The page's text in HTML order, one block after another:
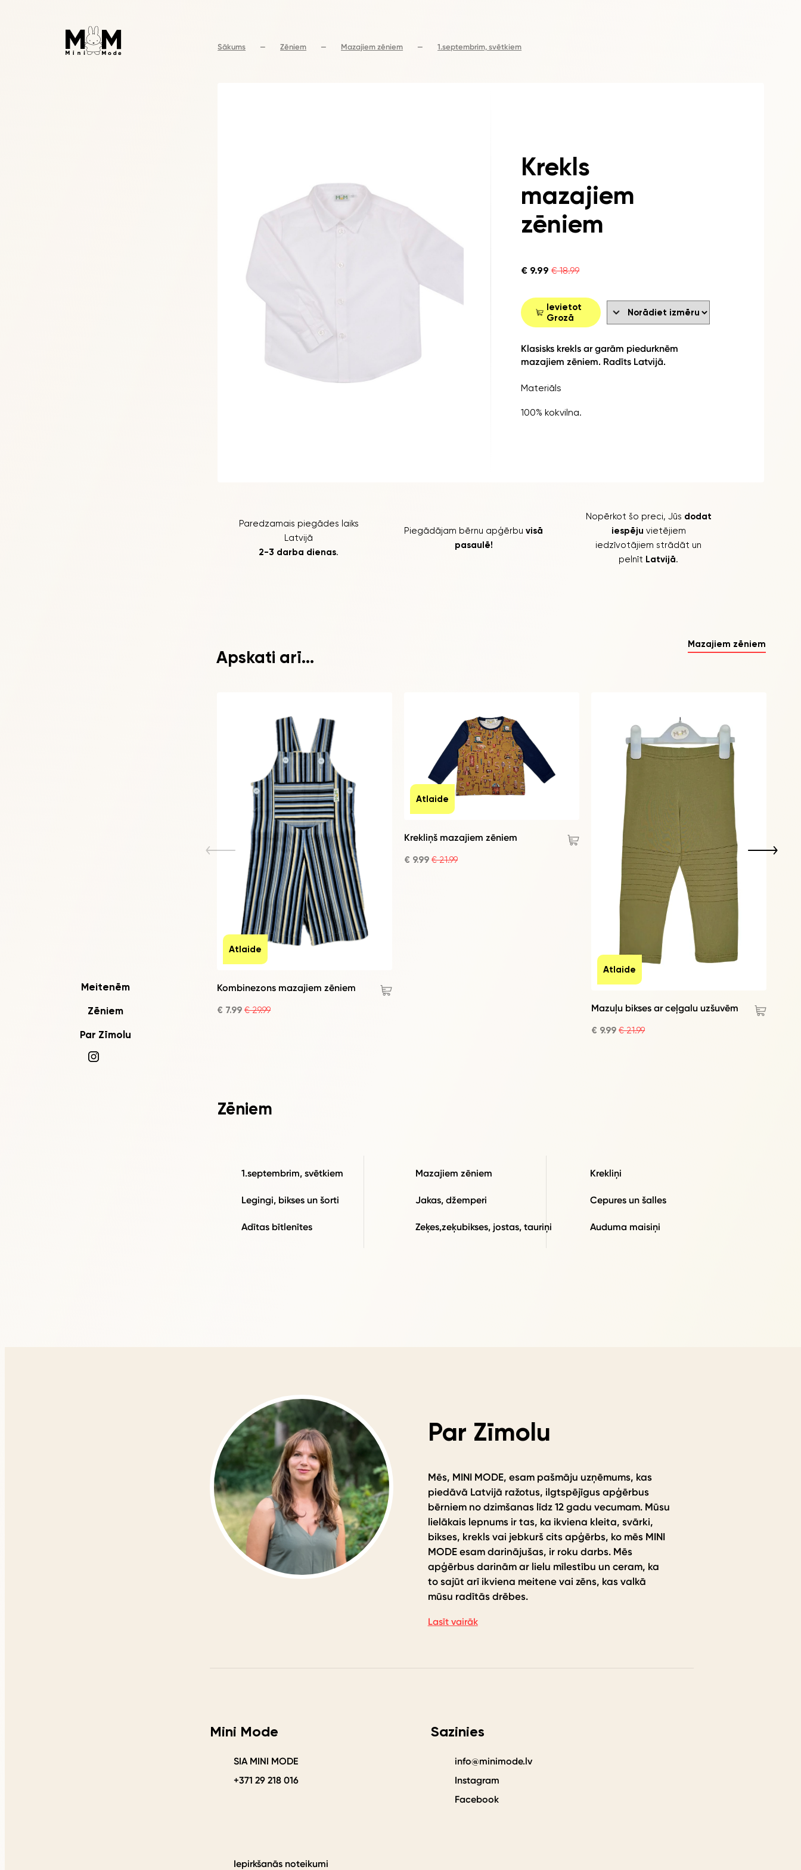
Meitenēm
Zēniem
Par Zīmolu
Sākums — Zēniem — Mazajiem zēniem — 1.septembrim, svētkiem
Krekls
mazajiem
zēniem
€ 9.99 € 18.99
Ievietot
Grozā
Klasisks krekls ar garām piedurknēm
mazajiem zēniem. Radīts Latvijā.
Materiāls
100% kokvilna.
Paredzamais piegādes laiks
Latvijā
2-3 darba dienas.
Piegādājam bērnu apģērbuvisā
pasaulē!
Nopērkot šo preci, Jūs dodat
iespēju vietējiem
iedzīvotājiem strādāt un
pelnīt Latvijā.
Apskati arī...
Mazajiem zēniem
Atlaide
Kombinezons mazajiem zēniem
€ 7.99 € 29.99
Atlaide
Krekliņš mazajiem zēniem
€ 9.99 € 21.99
Atlaide
Mazuļu bikses ar ceļgalu uzšuvēm
€ 9.99 € 21.99
Zēniem
1.septembrim, svētkiem Mazajiem zēniem Krekliņi
Legingi, bikses un šorti Jakas, džemperi Cepures un šalles
Adītas bītlenītes Zeķes,zeķubikses, jostas, tauriņi Auduma maisiņi
Par Zīmolu
Mēs, MINI MODE, esam pašmāju uzņēmums, kas
piedāvā Latvijā ražotus, ilgtspējīgus apģērbus
bērniem no dzimšanas līdz 12 gadu vecumam. Mūsu
lielākais lepnums ir tas, ka ikviena kleita, svārki,
bikses, krekls vai jebkurš cits apģērbs, ko mēs MINI
MODE esam darinājušas, ir roku darbs. Mēs
apģērbus darinām ar lielu mīlestību un ceram, ka
to sajūt arī ikviena meitene vai zēns, kas valkā
mūsu radītās drēbes.
Lasīt vairāk
Mini Mode
SIA MINI MODE
+371 29 218 016
Sazinies
info@minimode.lv
Instagram
Facebook
Iepirkšanās noteikumi